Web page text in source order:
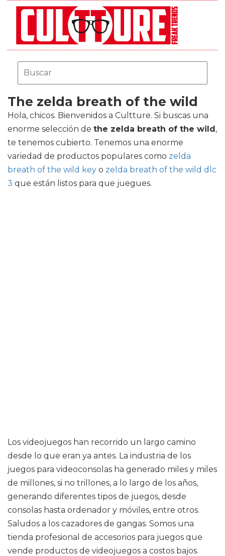
The zelda breath of the wild
Hola, chicos. Bienvenidos a Cultture. Si buscas una
enorme selección de the zelda breath of the wild,
te tenemos cubierto. Tenemos una enorme
variedad de productos populares como zelda
breath of the wild key o zelda breath of the wild dlc
3 que están listos para que juegues.
Los videojuegos han recorrido un largo camino
desde lo que eran ya antes. La industria de los
juegos para videoconsolas ha generado miles y miles
de millones, si no trillones, a lo largo de los años,
generando diferentes tipos de juegos, desde
consolas hasta ordenador y móviles, entre otros.
Saludos a los cazadores de gangas. Somos una
tienda profesional de accesorios para juegos que
vende productos de videojuegos a costos bajos.